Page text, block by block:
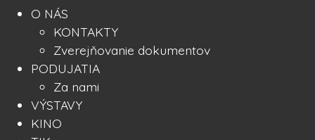
O NÁS
KONTAKTY
Zverejňovanie dokumentov
PODUJATIA
Za nami
VÝSTAVY
KINO